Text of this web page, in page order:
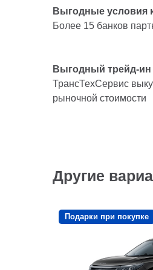
Выгодные условия
Более 15 банков
Выгодный трейд-ин
ТрансТехСервис
рыночной стоимости
Другие
Подарки при покупке